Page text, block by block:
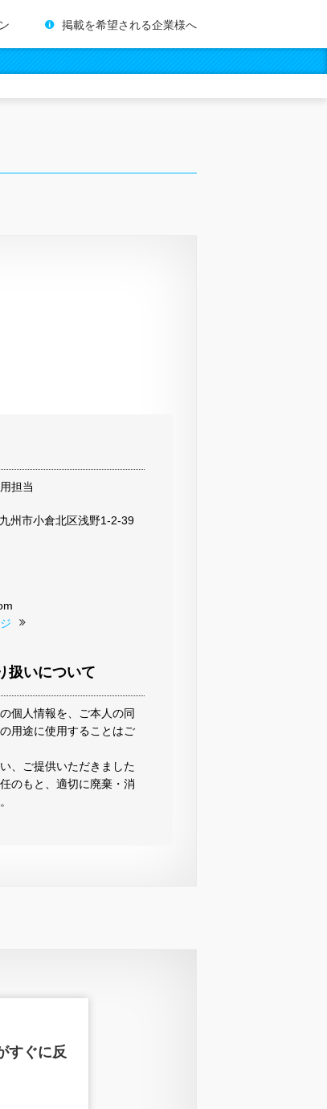
掲載を希望される企業様へ
担当
州市小倉北区浅野1-2-39
扱いについて
個人情報を、ご本人の同
用途に使用することはご
、ご提供いただきました
のもと、適切に廃棄・消
すぐに反